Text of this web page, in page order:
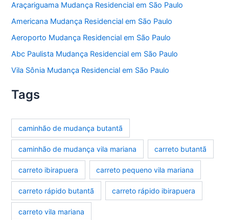
Araçariguama Mudança Residencial em São Paulo
Americana Mudança Residencial em São Paulo
Aeroporto Mudança Residencial em São Paulo
Abc Paulista Mudança Residencial em São Paulo
Vila Sônia Mudança Residencial em São Paulo
Tags
caminhão de mudança butantã
caminhão de mudança vila mariana carreto butantã
carreto ibirapuera carreto pequeno vila mariana
carreto rápido butantã carreto rápido ibirapuera
carreto vila mariana